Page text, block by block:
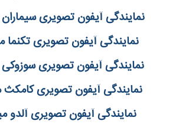
نمایندگی آیفون تصویری سیماران
نمایندگی آیفون تصویری تکنما
نمایندگی آیفون تصویری سوزوکی
نمایندگی آیفون تصویری کامکث
نمایندگی آیفون تصویری آلدو